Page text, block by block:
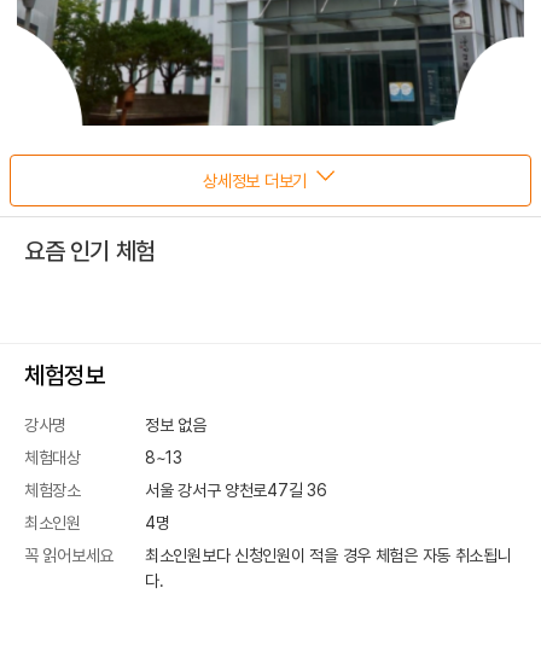
상세정보 더보기
요즘 인기 체험
체험정보
강사명
정보 없음
체험대상
8~13
체험장소
서울 강서구 양천로47길 36
최소인원
4명
꼭 읽어보세요
최소인원보다 신청인원이 적을 경우 체험은 자동 취소됩니
다.